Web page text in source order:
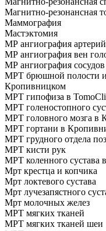
Магнитно-резонансная
Маммография
Мастэктомия
МР ангиография
МР ангиография вен
МР ангиография
МРТ брюшной полости и
Кропивницком
МРТ гипофиза в
МРТ голеностопного
МРТ головного мозга в
МРТ гортани в
МРТ грудного отдела
МРТ кисти рук
МРТ коленного сустава
Мрт крестца и копчика
Мрт локтевого сустава
Мрт лучезапястного
Мрт молочных желез
МРТ мягких тканей
МРТ мягких тканей шеи